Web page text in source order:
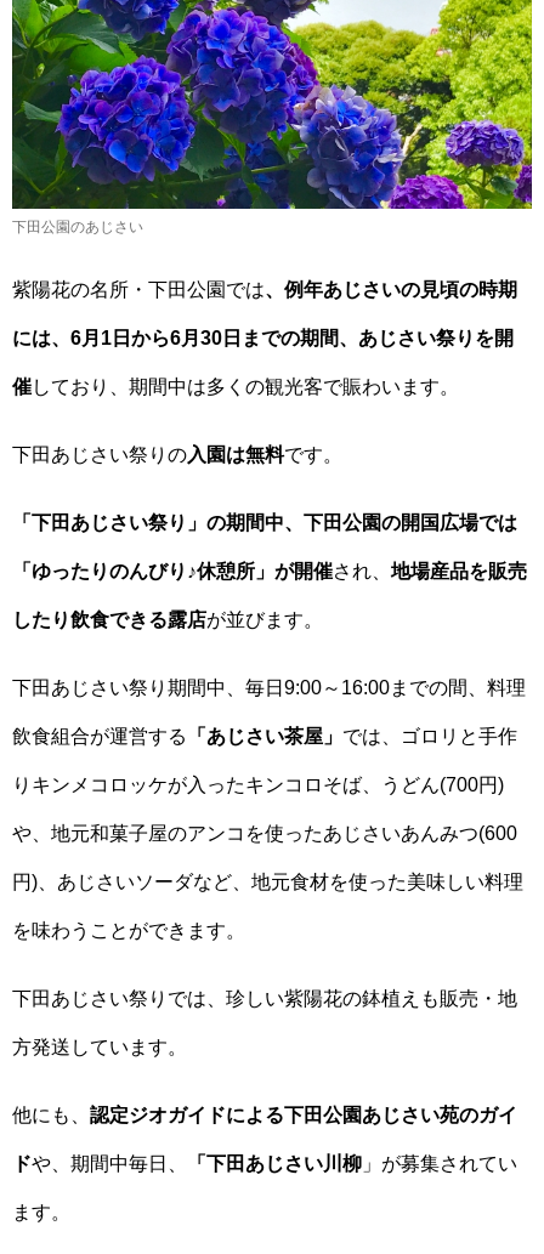
下田公園のあじさい
紫陽花の名所・下田公園では 、例年あじさいの見頃の時期
には、6月1日から6月30日までの期間、あじさい祭りを開
催しており、期間中は多くの観光客で賑わいます。
下田あじさい祭りの 入園は無料です。
「下田あじさい祭り」の期間中、下田公園の開国広場では
「ゆったりのんびり♪休憩所」が開催され、 地場産品を販売
したり飲食できる露店が並びます。
下田あじさい祭り期間中、毎日9:00～16:00までの間、料理
飲食組合が運営する 「あじさい茶屋」 では、ゴロリと手作
りキンメコロッケが入ったキンコロそば、うどん(700円)
や、地元和菓子屋のアンコを使ったあじさいあんみつ(600
円)、あじさいソーダなど、地元食材を使った美味しい料理
を味わうことができます。
下田あじさい祭りでは、珍しい紫陽花の鉢植えも販売・地
方発送しています。
他にも、 認定ジオガイドによる下田公園あじさい苑のガイ
ドや、期間中毎日、 「下田あじさい川柳 」が募集されてい
ます。